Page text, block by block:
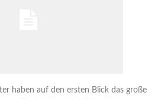
haben auf den ersten Blick das große